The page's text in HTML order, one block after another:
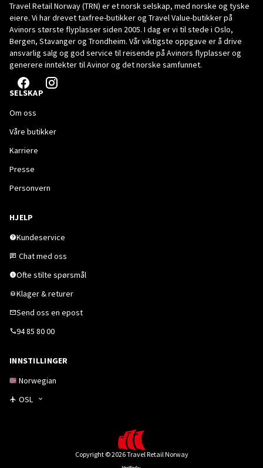
Travel Retail Norway (TRN) er et norsk selskap, med norske og tyske
eiere. Vi har drevet taxfree-butikker og Travel Value-butikker på
Avinors største flyplasser siden 2005. I dag er vi til stede i Oslo,
Bergen, Stavanger og Trondheim. Vår viktigste oppgave er å drive
ansvarlig salg og god service til reisende på Avinors flyplasser og
generere inntekter til Avinor og det norske samfunnet.
SELSKAP
Om oss
Våre butikker
Karriere
Presse
Personvern
HJELP
Kundeservice
Chat med oss
Ofte stilte spørsmål
Klager & returer
Send oss en epost
94 85 80 00
INNSTILLINGER
Norwegian
OSL
Copyright © 2026 Travel Retail Norway